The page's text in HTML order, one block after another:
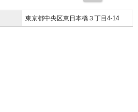
東京都中央区東日本橋３丁目4-14